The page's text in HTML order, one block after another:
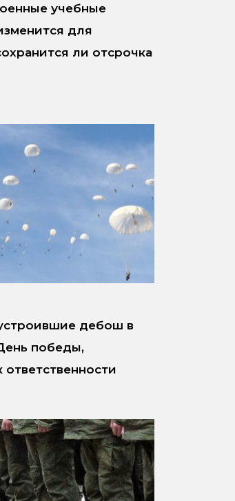
учебные
для
ли отсрочка
дебош в
победы,